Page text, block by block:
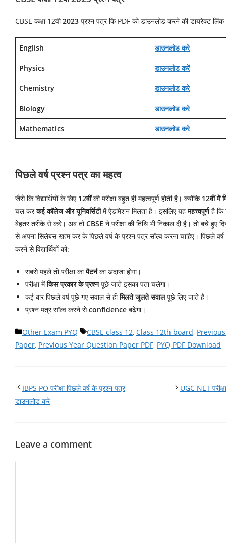
CBSE कक्षा 12वी2023 प्रश्न पत्र कि PDF को डाउनलोड करने की डायरेक्ट
English डाउनलोड करे
Physics डाउनलोड करें
Chemistry डाउनलोड करे
Biology डाउनलोड करे
Mathematics डाउनलोड करे
पिछले वर्ष प्रश्न पत्र का महत्व
जैसे कि विद्यार्थियों के लिए 12वींकी परीक्षा बहुत ही महत्वपूर्ण होती है। क्योंकि 12वीं में
चल करकई कॉलेज और यूनिवर्सिटीमें ऐडमिशन मिलता है। इसलिए यहमहत्त्वपूर्णहै कि
बेहतर तरीके से करे। अब तोCBSE ने परीक्षा की तिथि भी निकाल दी है। तो बचे हुए
से अपना सिलेबस खत्म कर के पिछले वर्ष के प्रश्न पत्र सॉल्व करना चाहिए। पिछले
करने से विद्यार्थियों को:
सबसे पहले तो परीक्षा कापैटर्नका अंदाजा होगा।
परीक्षा मेंकिस प्रकार के प्रश्नपूछे जाते इसका पता चलेगा।
कई बार पिछले वर्ष पूछे गए सवाल से हीमिलते जुलते सवालपूछे लिए जाते है।
प्रश्न पत्र सॉल्व करने सेconfidence बढ़ेगा।
Categories
Other Exam PYQ Tags
CBSE class 12, Class 12th board,
Paper, Previous Year Question Paper PDF, PYQ PDF Download
IBPS PO परीक्षा पिछले वर्ष के प्रश्न पत्र
डाउनलोड करे
UGC NET
Leave a comment